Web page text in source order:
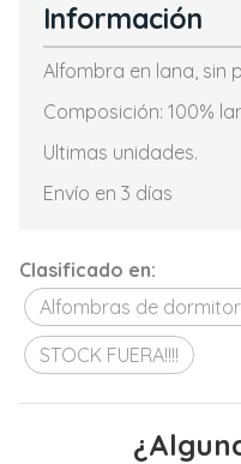
Información
Alfombra en lana, sin
Composición: 100%
Ultimas unidades.
Envío en 3 días
Clasificado en:
Alfombras de
STOCK FUERA!!!!